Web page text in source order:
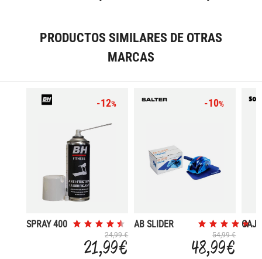
PRODUCTOS SIMILARES DE OTRAS
MARCAS
-12%
SPRAY 400
24,99 €
21,99 €
-10%
AB SLIDER
54,99 €
48,99 €